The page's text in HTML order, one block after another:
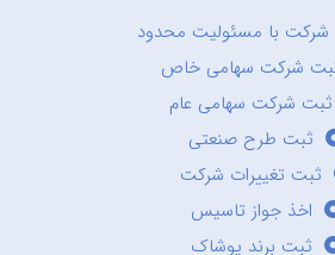
با مسئولیت محدود
شرکت سهامی خاص
ثبت شرکت سهامی عام
ثبت طرح صنعتی
ثبت تغییرات شرکت
اخذ جواز تاسیس
ثبت برند پوشاک